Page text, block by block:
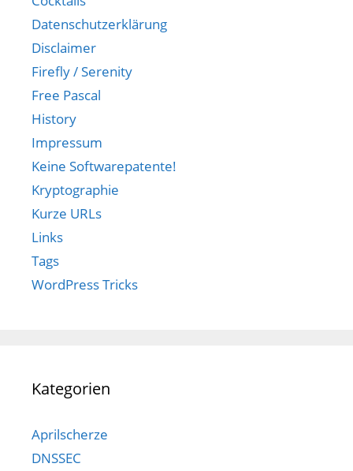
Datenschutzerklärung
Disclaimer
Firefly / Serenity
Free Pascal
History
Impressum
Keine Softwarepatente!
Kryptographie
Kurze URLs
Links
Tags
WordPress Tricks
Kategorien
Aprilscherze
DNSSEC